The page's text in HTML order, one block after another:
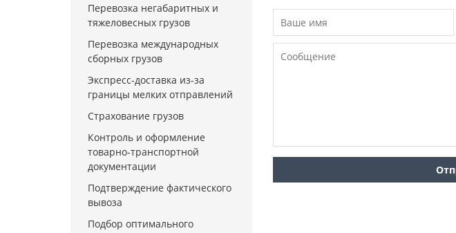
Перевозка негабаритных и
тяжеловесных грузов
Перевозка международных
сборных грузов
Экспресс-доставка из-за
границы мелких отправлений
Страхование грузов
Контроль и оформление
товарно-транспортной
документации
Подтверждение фактического
вывоза
Подбор оптимального